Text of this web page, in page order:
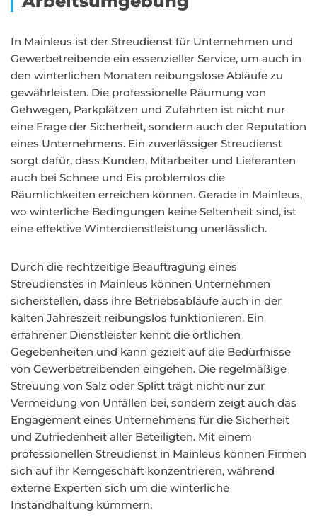
In Mainleus ist der Streudienst für Unternehmen und
Gewerbetreibende ein essenzieller Service, um auch in
den winterlichen Monaten reibungslose Abläufe zu
gewährleisten. Die professionelle Räumung von
Gehwegen, Parkplätzen und Zufahrten ist nicht nur
eine Frage der Sicherheit, sondern auch der Reputation
eines Unternehmens. Ein zuverlässiger Streudienst
sorgt dafür, dass Kunden, Mitarbeiter und Lieferanten
auch bei Schnee und Eis problemlos die
Räumlichkeiten erreichen können. Gerade in Mainleus,
wo winterliche Bedingungen keine Seltenheit sind, ist
eine effektive Winterdienstleistung unerlässlich.
Durch die rechtzeitige Beauftragung eines
Streudienstes in Mainleus können Unternehmen
sicherstellen, dass ihre Betriebsabläufe auch in der
kalten Jahreszeit reibungslos funktionieren. Ein
erfahrener Dienstleister kennt die örtlichen
Gegebenheiten und kann gezielt auf die Bedürfnisse
von Gewerbetreibenden eingehen. Die regelmäßige
Streuung von Salz oder Splitt trägt nicht nur zur
Vermeidung von Unfällen bei, sondern zeigt auch das
Engagement eines Unternehmens für die Sicherheit
und Zufriedenheit aller Beteiligten. Mit einem
professionellen Streudienst in Mainleus können Firmen
sich auf ihr Kerngeschäft konzentrieren, während
externe Experten sich um die winterliche
Instandhaltung kümmern.